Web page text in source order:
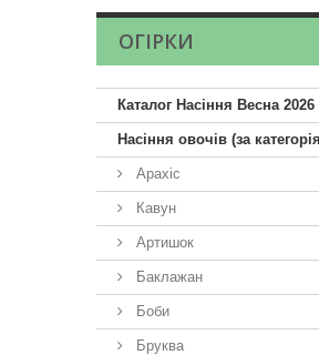
ОГІРКИ
Каталог Насіння Весна 2026
Насіння овочів (за
Арахіс
Кавун
Артишок
Баклажан
Боби
Бруква